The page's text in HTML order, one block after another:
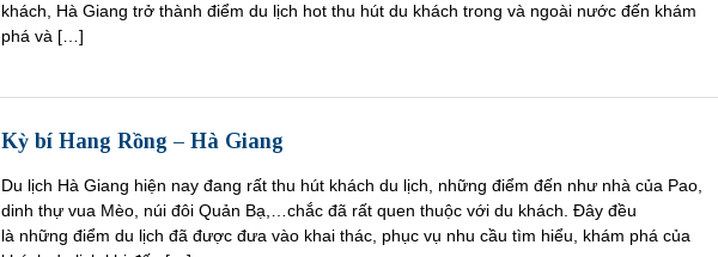
khách, Hà Giang trở thành điểm du lịch hot thu hút du khách trong và ngoài nước đến khám
phá và […]
Kỳ bí Hang Rồng – Hà Giang
Du lịch Hà Giang hiện nay đang rất thu hút khách du lịch, những điểm đến như nhà của Pao,
dinh thự vua Mèo, núi đôi Quản Bạ,…chắc đã rất quen thuộc với du khách. Đây đều
là những điểm du lịch đã được đưa vào khai thác, phục vụ nhu cầu tìm hiểu, khám phá của